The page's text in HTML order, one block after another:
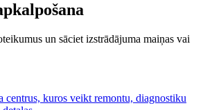
un sāciet izstrādājuma maiņas vai
centrus, kuros veikt remontu, diagnostiku